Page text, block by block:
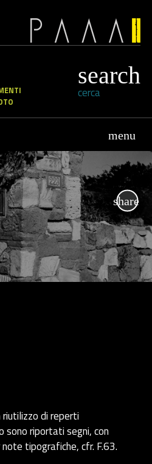
cerca
di reperti
sono riportati segni, con
tipografiche, cfr. F.63.